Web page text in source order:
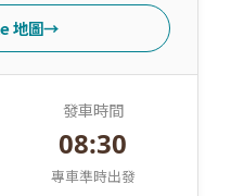
地圖→
發車時間
08:30
專車準時出發